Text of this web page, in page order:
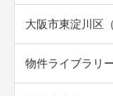
大阪市東淀川区
物件ライブラリ